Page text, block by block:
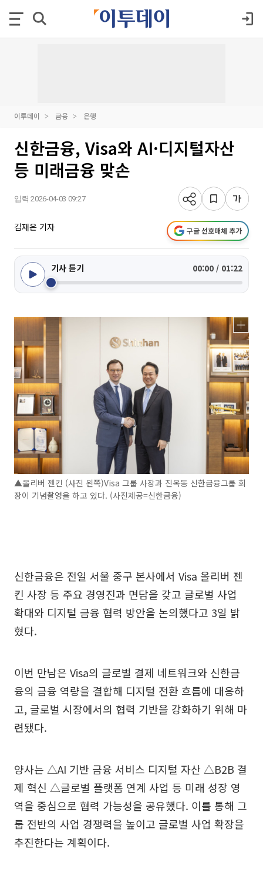
이투데이 금융 은행
신한금융, Visa와 AI·디지털자산
등 미래금융 맞손
입력 2026-04-03 09:27
김재은 기자 구글 선호매체 추가
기사 듣기 00:00 / 01:22
▲올리버 젠킨 (사진 왼쪽)Visa 그룹 사장과 진옥동 신한금융그룹 회
장이 기념촬영을 하고 있다. (사진제공=신한금융)
신한금융은 전일 서울 중구 본사에서 Visa 올리버 젠
킨 사장 등 주요 경영진과 면담을 갖고 글로벌 사업
확대와 디지털 금융 협력 방안을 논의했다고 3일 밝
혔다.
이번 만남은 Visa의 글로벌 결제 네트워크와 신한금
융의 금융 역량을 결합해 디지털 전환 흐름에 대응하
고, 글로벌 시장에서의 협력 기반을 강화하기 위해 마
련됐다.
양사는 △AI 기반 금융 서비스 디지털 자산 △B2B 결
제 혁신 △글로벌 플랫폼 연계 사업 등 미래 성장 영
역을 중심으로 협력 가능성을 공유했다. 이를 통해 그
룹 전반의 사업 경쟁력을 높이고 글로벌 사업 확장을
추진한다는 계획이다.